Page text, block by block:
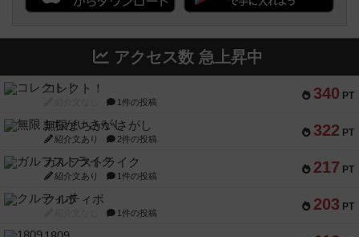
アクセス数 急上昇中
340 PT
コレクト！
1件の投稿
322 PT
無限まちがいさがし
紹介文あり 2件の投稿
217 PT
ガルフストライク
紹介文あり 1件の投稿
203 PT
クルティボ
1件の投稿